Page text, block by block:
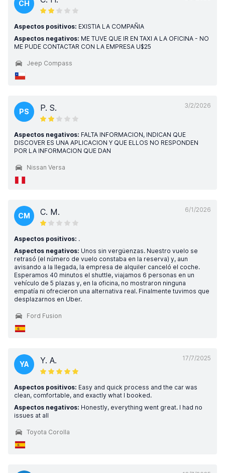
CH
Aspectos positivos: EXISTIA LA COMPAÑIA
Aspectos negativos: ME TUVE QUE IR EN TAXI A LA OFICINA - NO
ME PUDE CONTACTAR CON LA EMPRESA U$25
Jeep Compass
3/2/2026
PS P. S.
Aspectos negativos: FALTA INFORMACION, INDICAN QUE
DISCOVER ES UNA APLICACION Y QUE ELLOS NO RESPONDEN
POR LA INFORMACION QUE DAN
Nissan Versa
6/1/2026
CM C. M.
Aspectos positivos: .
Aspectos negativos: Unos sin vergüenzas. Nuestro vuelo se
retrasó (el número de vuelo constaba en la reserva) y, aun
avisando a la llegada, la empresa de alquiler canceló el coche.
Esperamos 40 minutos el shuttle, viajamos 6 personas en un
vehículo de 5 plazas y, en la oficina, no mostraron ninguna
empatía ni ofrecieron una alternativa real. Finalmente tuvimos que
desplazarnos en Uber.
Ford Fusion
17/7/2025
YA Y. A.
Aspectos positivos: Easy and quick process and the car was
clean, comfortable, and exactly what I booked.
Aspectos negativos: Honestly, everything went great. I had no
issues at all
Toyota Corolla